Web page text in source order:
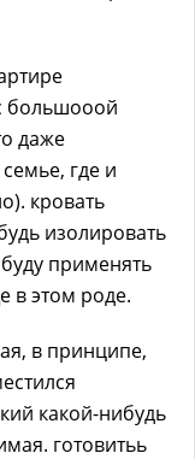
большооой
даже
где и
кровать
изолировать
применять
в этом роде.
в принципе,
какой-нибудь
готовитьь